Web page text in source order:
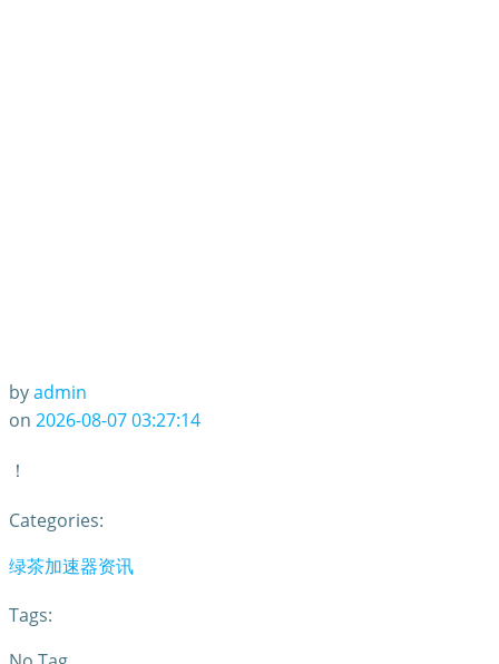
byadmin
on 2026-08-07 03:27:14
！
Categories:
绿茶加速器资讯
Tags: